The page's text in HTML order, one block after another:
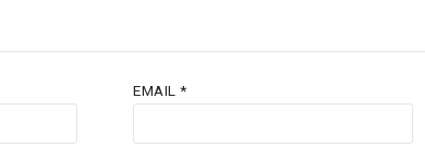
EMAIL*